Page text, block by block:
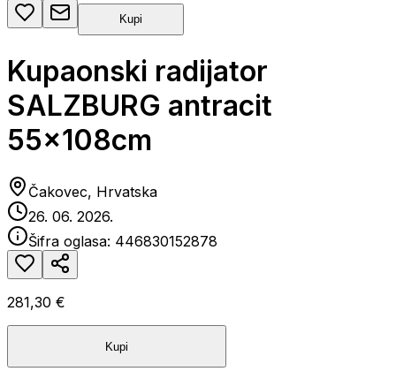
Kupi
Kupaonski radijator
SALZBURG antracit
55x108cm
Čakovec, Hrvatska
26. 06. 2026.
Šifra oglasa: 446830152878
281,30 €
Kupi